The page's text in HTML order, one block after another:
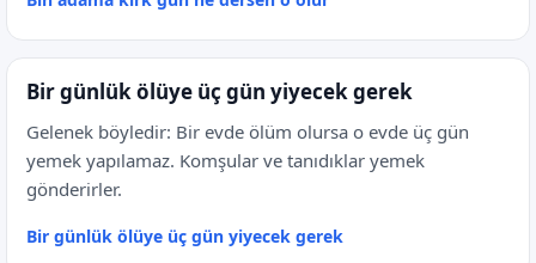
Bir günlük ölüye üç gün yiyecek gerek
Gelenek böyledir: Bir evde ölüm olursa o evde üç gün
yemek yapılamaz. Komşular ve tanıdıklar yemek
gönderirler.
Bir günlük ölüye üç gün yiyecek gerek